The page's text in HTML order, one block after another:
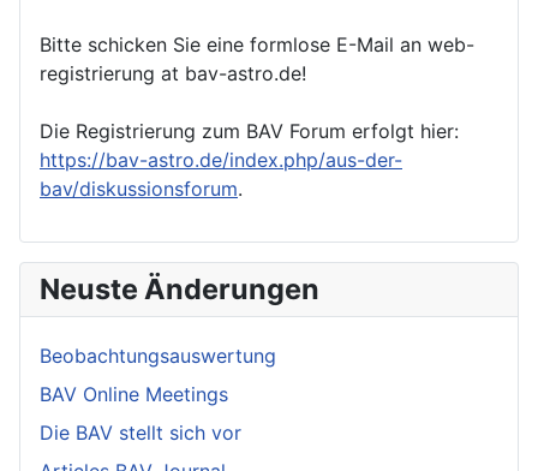
Bitte schicken Sie eine formlose E-Mail an web-
registrierung at bav-astro.de!
Die Registrierung zum BAV Forum erfolgt hier:
https://bav-astro.de/index.php/aus-der-
bav/diskussionsforum.
Neuste Änderungen
Beobachtungsauswertung
BAV Online Meetings
Die BAV stellt sich vor